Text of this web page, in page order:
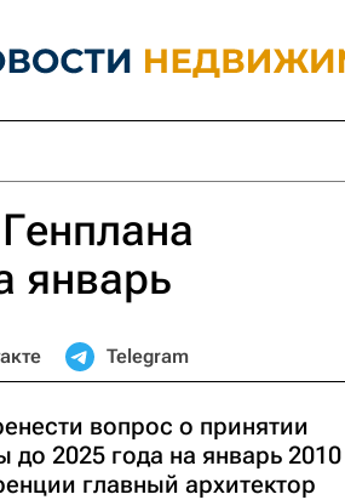
январь
Telegram
вопрос о принятии
2025 года на январь 2010
главный архитектор